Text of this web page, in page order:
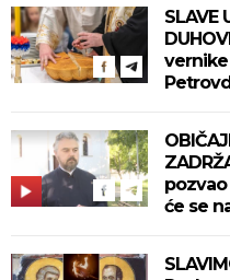
SLAVE
će se